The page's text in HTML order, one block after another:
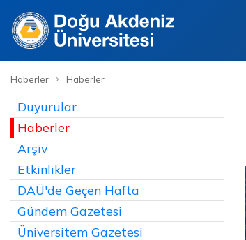
Haberler › Haberler
Duyurular
Haberler
Arşiv
Etkinlikler
DAÜ'de Geçen Hafta
Gündem Gazetesi
Üniversitem Gazetesi